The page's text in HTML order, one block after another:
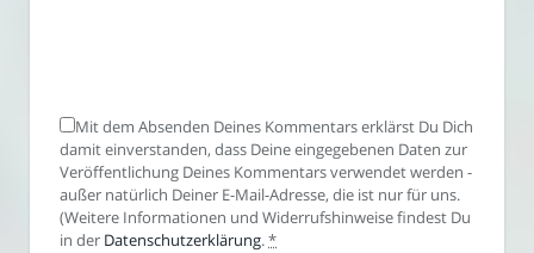
Mit dem Absenden Deines Kommentars erklärst Du Dich
damit einverstanden, dass Deine eingegebenen Daten zur
Veröffentlichung Deines Kommentars verwendet werden -
außer natürlich Deiner E-Mail-Adresse, die ist nur für uns.
(Weitere Informationen und Widerrufshinweise findest Du
in der Datenschutzerklärung.*